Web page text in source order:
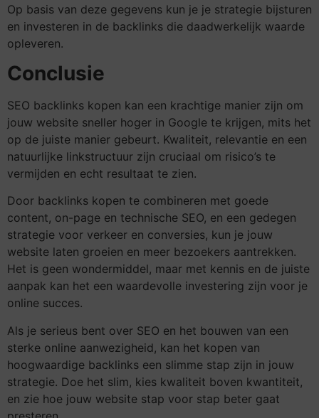
Op basis van deze gegevens kun je je strategie bijsturen
en investeren in de backlinks die daadwerkelijk waarde
opleveren.
Conclusie
SEO backlinks kopen kan een krachtige manier zijn om
jouw website sneller hoger in Google te krijgen, mits het
op de juiste manier gebeurt. Kwaliteit, relevantie en een
natuurlijke linkstructuur zijn cruciaal om risico’s te
vermijden en echt resultaat te zien.
Door backlinks kopen te combineren met goede
content, on-page en technische SEO, en een gedegen
strategie voor verkeer en conversies, kun je jouw
website laten groeien en meer bezoekers aantrekken.
Het is geen wondermiddel, maar met kennis en de juiste
aanpak kan het een waardevolle investering zijn voor je
online succes.
Als je serieus bent over SEO en het bouwen van een
sterke online aanwezigheid, kan het kopen van
hoogwaardige backlinks een slimme stap zijn in jouw
strategie. Doe het slim, kies kwaliteit boven kwantiteit,
en zie hoe jouw website stap voor stap beter gaat